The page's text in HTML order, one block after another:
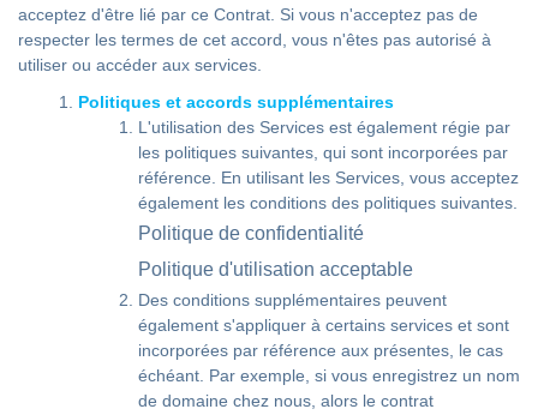
acceptez d'être lié par ce Contrat. Si vous n'acceptez pas de
respecter les termes de cet accord, vous n'êtes pas autorisé à
utiliser ou accéder aux services.
Politiques et accords supplémentaires
L'utilisation des Services est également régie par
les politiques suivantes, qui sont incorporées par
référence. En utilisant les Services, vous acceptez
également les conditions des politiques suivantes.
Politique de confidentialité
Politique d'utilisation acceptable
Des conditions supplémentaires peuvent
également s'appliquer à certains services et sont
incorporées par référence aux présentes, le cas
échéant. Par exemple, si vous enregistrez un nom
de domaine chez nous, alors le contrat